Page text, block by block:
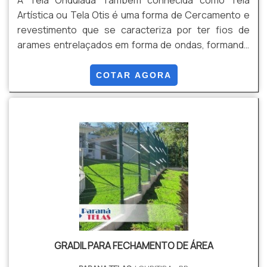
Artística ou Tela Otis é uma forma de Cercamento e
revestimento que se caracteriza por ter fios de
arames entrelaçados em forma de ondas, formando
rolos ou em Painéis, conforme sua necessidade,
evitando perda de produto, e qualidade no
pois produzimos este produto por encomenda sob
medida. Vantagens: Estética, Resistência,
Durabilidade, e Versatilidade, Entre outras.
COTAR AGORA
GRADIL PARA FECHAMENTO DE ÁREA